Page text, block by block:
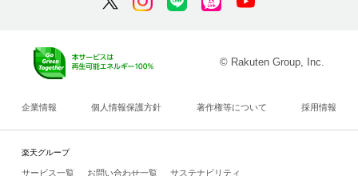
© Rakuten Group, Inc.
企業情報 個人情報保護方針 著作権等について 採用情報
楽天グループ
サービス一覧 お問い合わせ一覧 サステナビリティ